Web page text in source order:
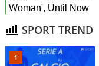
SPORT TREND